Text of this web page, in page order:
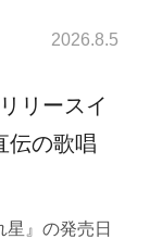
2026.8.5
リースイ
の歌唱
』の発売日